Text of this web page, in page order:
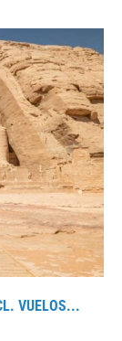
VUELOS...